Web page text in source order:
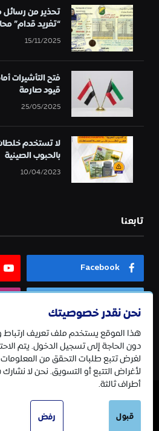
تحذير من
“تغريد قدام”
15/11/2025
فتح التأشيرات
قيود صارمة
25/05/2025
لا تستخدم
بالحبوب الصينية
10/04/2023
تابعنا
Facebook
Telegram
نحن نقدر خصوصيتك
هذا الموقع يستخدم ملف تعريف ارتباط
دون الحاجة إلى تسجيل الدخول. يتم
لغرض تتبع طلبات التحقق من
لأغراض التتبع أو التسويق. نحن لا
أطراف ثالثة.
قبول رفض